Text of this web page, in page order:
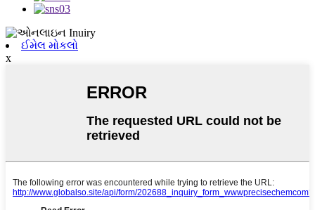
ઈમેલ મોકલો
x